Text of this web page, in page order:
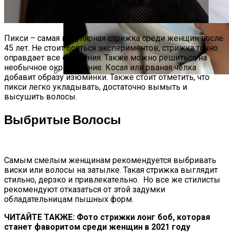
Лунный Календарь Окрашивания
Волос На Октябрь 2025 Года
Пикси – самая популярная стрижка среди женщин после
45 лет. Не стоит бояться экспериментов, стрижка точно
оправдает все ожидания. Также можно решиться на
необычное окрашивание. Косая или рваная челка
добавит образу изюминки. Также стоит отметить, что
пикси легко укладывать, достаточно вымыть и
высушить волосы.
Выбритые Волосы
Самым смелым женщинам рекомендуется выбривать
виски или волосы на затылке. Такая стрижка выглядит
стильно, дерзко и привлекательно. Но все же стилисты
рекомендуют отказаться от этой задумки
обладательницам пышных форм.
ЧИТАЙТЕ ТАКЖЕ: Фото стрижки лонг боб, которая
станет фаворитом среди женщин в 2021 году